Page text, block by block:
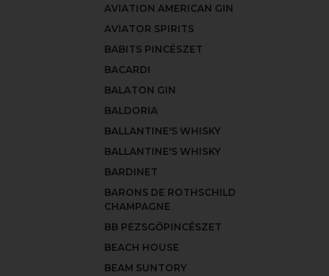
AVIATION AMERICAN GIN
AVIATOR SPIRITS
BABITS PINCÉSZET
BACARDI
BALATON GIN
BALDORIA
BALLANTINE'S WHISKY
BALLANTINE'S WHISKY
BARDINET
BARONS DE ROTHSCHILD
CHAMPAGNE
BB PEZSGŐPINCÉSZET
BEACH HOUSE
BEAM SUNTORY